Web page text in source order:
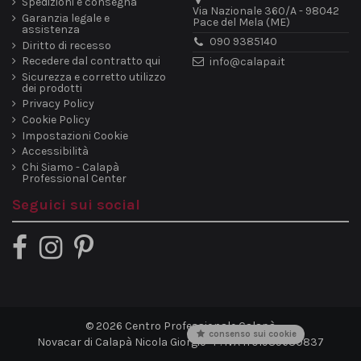
Garanzia legale e
assistenza
Diritto di recesso
Recedere dal contratto qui
Sicurezza e corretto utilizzo
dei prodotti
Privacy Policy
Cookie Policy
Impostazioni Cookie
Accessibilità
Chi Siamo - Calapà
Professional Center
Via Nazionale 360/A - 98042
Pace del Mela (ME)
090 9385140
info@calapa.it
Seguici sui social
© 2026 Centro Professionale Calapà
Novacar di Calapà Nicola Giorgio · P. IVA IT01985630837
consenso sui cookie